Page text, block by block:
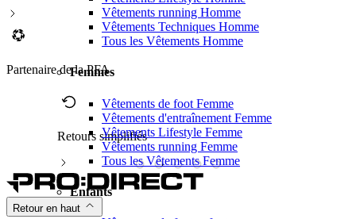
Vêtements running Homme
Vêtements Techniques Homme
Tous les Vêtements Homme
Femmes
Vêtements de foot Femme
Vêtements d'entraînement Femme
Vêtements Lifestyle Femme
Vêtements running Femme
Tous les Vêtements Femme
Enfants
Partenaire de la PFA
Retours simplifiés
Retour en haut